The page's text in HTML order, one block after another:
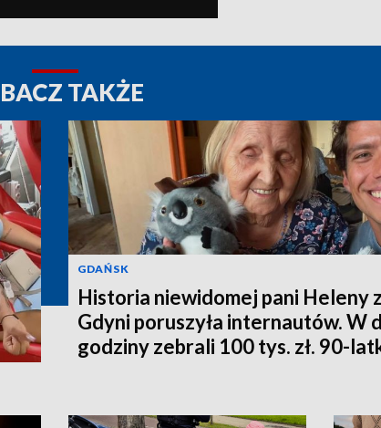
TAKŻE
GDAŃSK
Historia niewidomej pani Heleny z
Gdyni poruszyła internautów. W
godziny zebrali 100 tys. zł. 90-